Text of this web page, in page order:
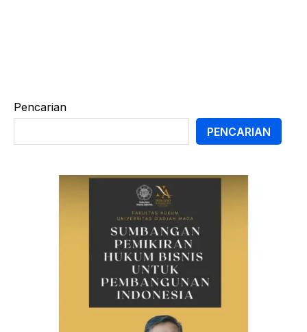
Pencarian
PENCARIAN